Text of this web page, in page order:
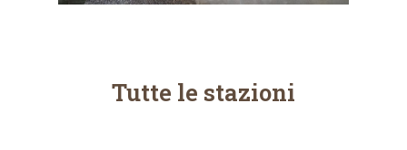
Tutte le stazioni